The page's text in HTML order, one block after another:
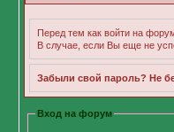
Перед тем как войти на
В случае, если Вы еще не
Забыли свой пароль? Не
Вход на форум